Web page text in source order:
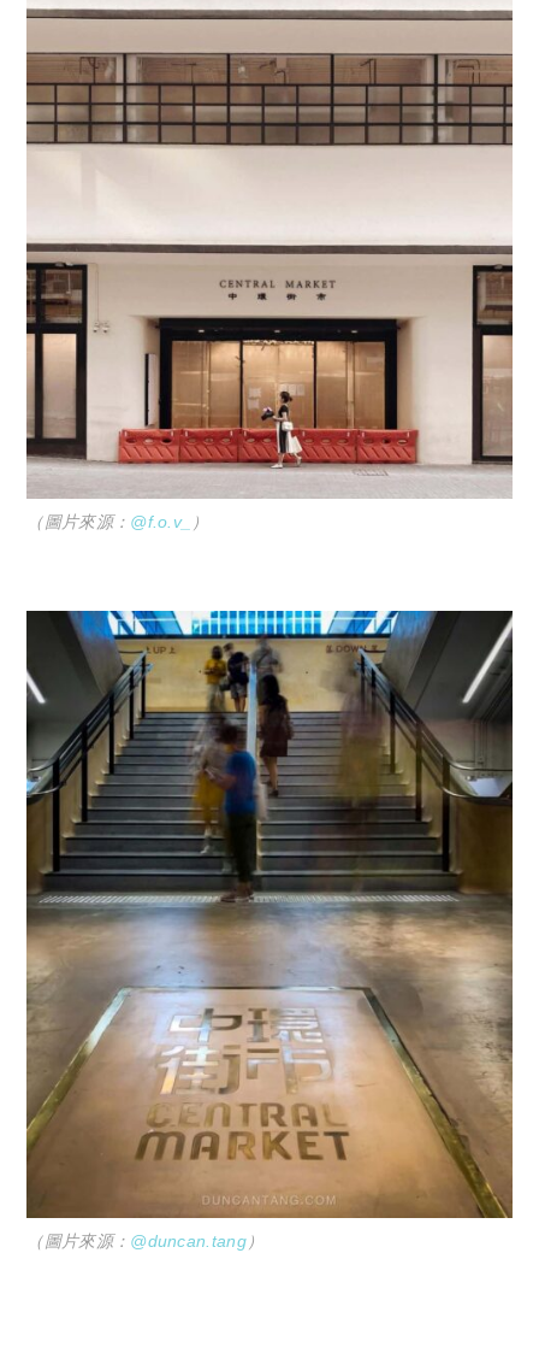
（圖片來源： @f.o.v_ ）
（圖片來源： @duncan.tang）